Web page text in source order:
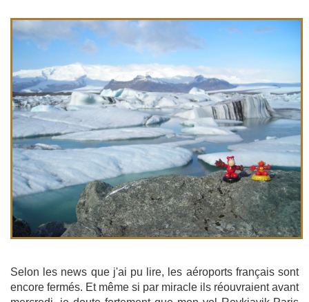
Selon les news que j'ai pu lire, les aéroports français sont
encore fermés. Et même si par miracle ils réouvraient avant